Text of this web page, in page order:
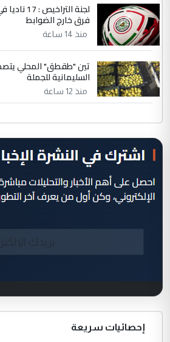
فرق خارج الضوابط
منذ 14 ساعة
تين "طقطق" المحلي
السليمانية للجملة
منذ 12 ساعة
إحصائيات سريعة